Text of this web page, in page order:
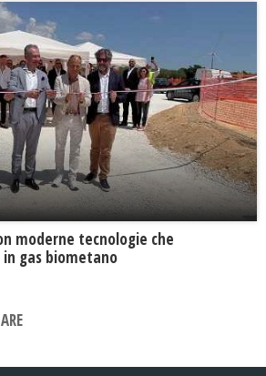
moderne tecnologie che
gas biometano